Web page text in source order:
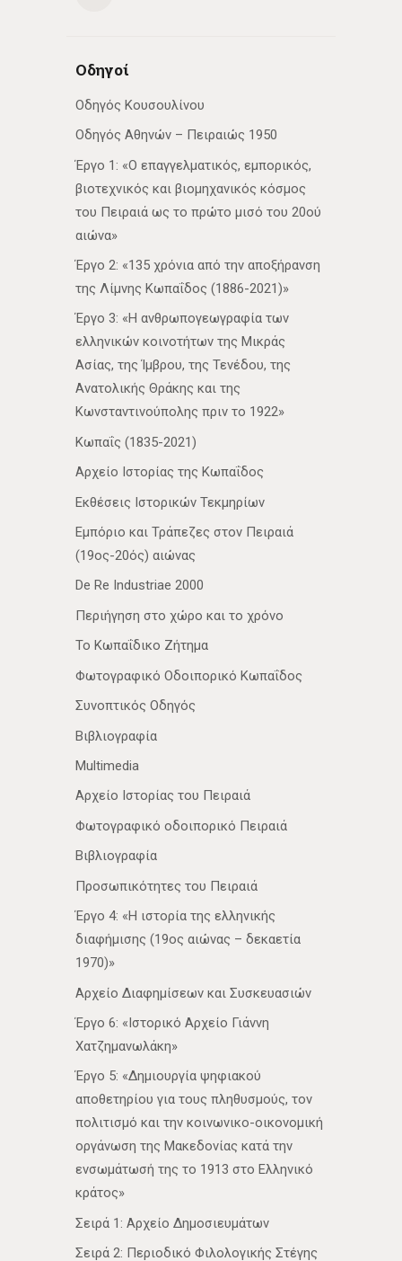
Οδηγοί
Οδηγός Κουσουλίνου
Οδηγός Αθηνών – Πειραιώς 1950
Έργο 1: «Ο επαγγελματικός, εμπορικός,
βιοτεχνικός και βιομηχανικός κόσμος
του Πειραιά ως το πρώτο μισό του 20ού
αιώνα»
Έργο 2: «135 χρόνια από την αποξήρανση
της Λίμνης Κωπαΐδος (1886-2021)»
Έργο 3: «Η ανθρωπογεωγραφία των
ελληνικών κοινοτήτων της Μικράς
Ασίας, της Ίμβρου, της Τενέδου, της
Ανατολικής Θράκης και της
Κωνσταντινούπολης πριν το 1922»
Κωπαΐς (1835-2021)
Αρχείο Ιστορίας της Κωπαΐδος
Εκθέσεις Ιστορικών Τεκμηρίων
Εμπόριο και Τράπεζες στον Πειραιά
(19ος-20ός) αιώνας
De Re Industriae 2000
Περιήγηση στο χώρο και το χρόνο
Το Κωπαΐδικο Ζήτημα
Φωτογραφικό Οδοιπορικό Κωπαΐδος
Συνοπτικός Οδηγός
Βιβλιογραφία
Multimedia
Αρχείο Ιστορίας του Πειραιά
Φωτογραφικό οδοιπορικό Πειραιά
Βιβλιογραφία
Προσωπικότητες του Πειραιά
Έργο 4: «Η ιστορία της ελληνικής
διαφήμισης (19ος αιώνας – δεκαετία
1970)»
Αρχείο Διαφημίσεων και Συσκευασιών
Έργο 6: «Ιστορικό Αρχείο Γιάννη
Χατζημανωλάκη»
Έργο 5: «Δημιουργία ψηφιακού
αποθετηρίου για τους πληθυσμούς, τον
πολιτισμό και την κοινωνικο-οικονομική
οργάνωση της Μακεδονίας κατά την
ενσωμάτωσή της το 1913 στο Ελληνικό
κράτος»
Σειρά 1: Αρχείο Δημοσιευμάτων
Σειρά 2: Περιοδικό Φιλολογικής Στέγης